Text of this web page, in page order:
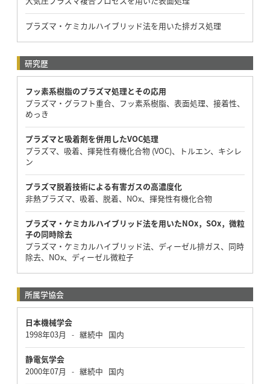
プラズマ・ケミカルハイブリッド法を用いた排ガス処理
研究歴
フッ素系樹脂のプラズマ処理とその応用
プラズマ・グラフト重合、フッ素系樹脂、表面処理、接着性、
めっき
プラズマと吸着剤を併用したVOC処理
プラズマ、吸着、揮発性有機化合物 (VOC)、トルエン、キシレ
ン
プラズマ脱着技術による有害ガスの高濃度化
非熱プラズマ、吸着、脱着、NOx、揮発性有機化合物
プラズマ・ケミカルハイブリッド法を用いたNOx，SOx，微粒
子の同時除去
プラズマ・ケミカルハイブリッド法、ディーゼル排ガス、同時
除去、NOx、ディーゼル微粒子
所属学協会
日本機械学会
1998年03月
- 継続中 国内
静電気学会
2000年07月
- 継続中 国内